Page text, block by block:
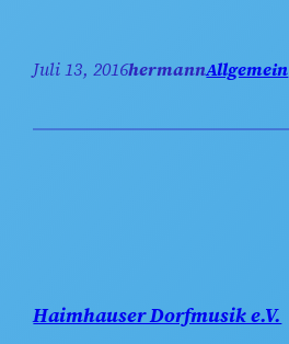
Juli 13, 2016hermannAllgemein
Haimhauser Dorfmusik e.V.